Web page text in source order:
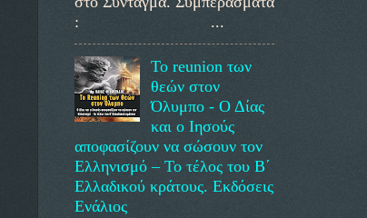
: ...
Το reunion των
θεών στον
Όλυμπο - Ο Δίας
και ο Ιησούς
αποφασίζουν να σώσουν τον
Ελληνισμό – Το τέλος του Β΄
Ελλαδικού κράτους. Εκδόσεις
Ενάλιος